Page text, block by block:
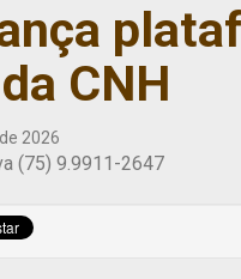
CNH
2026
(75) 9.9911-2647